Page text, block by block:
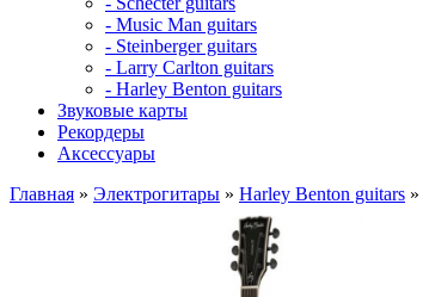
- Music Man guitars
- Steinberger guitars
- Larry Carlton guitars
- Harley Benton guitars
Звуковые карты
Рекордеры
Аксессуары
Главная » Электрогитары » Harley Benton guitars »